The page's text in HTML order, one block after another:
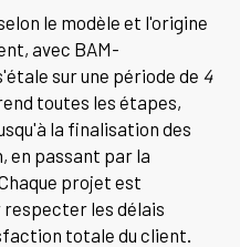
le modèle et l'origine
avec BAM-
sur une période de 4
toutes les étapes,
la finalisation des
passant par la
projet est
les délais
totale du client.